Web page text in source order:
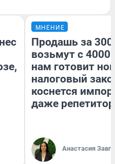
МНЕНИЕ
Продашь за
возьмут с
нам готовит
налоговый
коснется
даже
Анастасия